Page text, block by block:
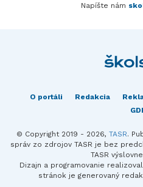
Napíšte nám
O portáli Redakcia
© Copyright 2019 - 2026, TASR.
správ zo zdrojov TASR je bez
TASR
Dizajn a programovanie
stránok je generovaný